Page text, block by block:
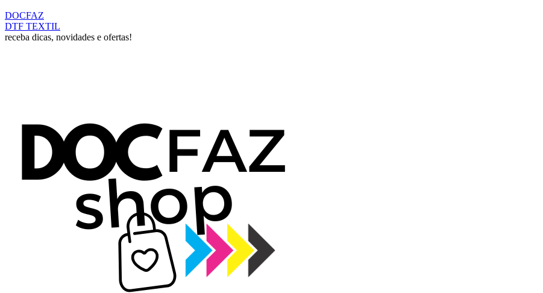
DOCFAZ
DTF TEXTIL
receba dicas, novidades e ofertas!